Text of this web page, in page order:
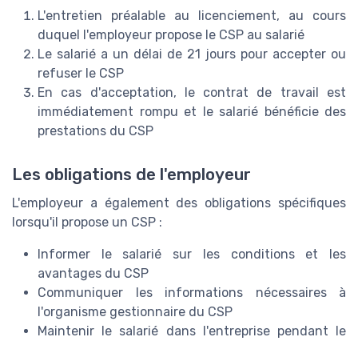
L'entretien préalable au licenciement, au cours
duquel l'employeur propose le CSP au salarié
Le salarié a un délai de 21 jours pour accepter ou
refuser le CSP
En cas d'acceptation, le contrat de travail est
immédiatement rompu et le salarié bénéficie des
prestations du CSP
Les obligations de l'employeur
L'employeur a également des obligations spécifiques
lorsqu'il propose un CSP :
Informer le salarié sur les conditions et les
avantages du CSP
Communiquer les informations nécessaires à
l'organisme gestionnaire du CSP
Maintenir le salarié dans l'entreprise pendant le